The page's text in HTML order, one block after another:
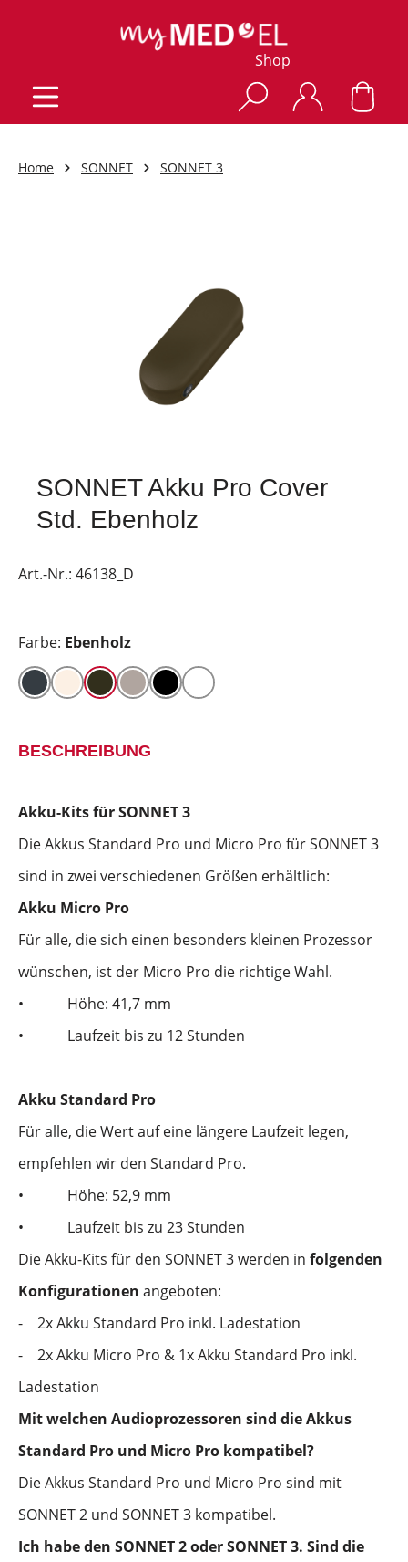
Shop
Home SONNET SONNET 3
SONNET Akku Pro Cover
Std. Ebenholz
Art.-Nr.: 46138_D
Farbe: Ebenholz
BESCHREIBUNG
Akku-Kits für SONNET 3
Die Akkus Standard Pro und Micro Pro für SONNET 3
sind in zwei verschiedenen Größen erhältlich:
Akku Micro Pro
Für alle, die sich einen besonders kleinen Prozessor
wünschen, ist der Micro Pro die richtige Wahl.
•
Höhe: 41,7 mm
•
Laufzeit bis zu 12 Stunden
Akku Standard Pro
Für alle, die Wert auf eine längere Laufzeit legen,
empfehlen wir den Standard Pro.
•
Höhe: 52,9 mm
•
Laufzeit bis zu 23 Stunden
Die Akku-Kits für den SONNET 3 werden in folgenden
Konfigurationen angeboten:
-
2x Akku Standard Pro inkl. Ladestation
-
2x Akku Micro Pro & 1x Akku Standard Pro inkl.
Ladestation
Mit welchen Audioprozessoren sind die Akkus
Standard Pro und Micro Pro kompatibel?
Die Akkus Standard Pro und Micro Pro sind mit
SONNET 2 und SONNET 3 kompatibel.
Ich habe den SONNET 2 oder SONNET 3. Sind die